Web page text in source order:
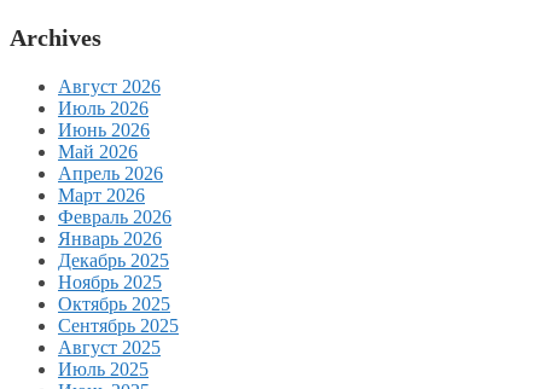
Archives
Август 2026
Июль 2026
Июнь 2026
Май 2026
Апрель 2026
Март 2026
Февраль 2026
Январь 2026
Декабрь 2025
Ноябрь 2025
Октябрь 2025
Сентябрь 2025
Август 2025
Июль 2025